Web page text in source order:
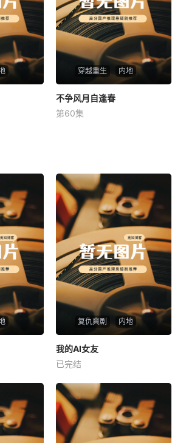
穿越重生 内地
不争风月自逢春
未知
不争风月自逢春
第60集
复仇爽剧 内地
我的AI女友
未知
我的AI女友
已完结